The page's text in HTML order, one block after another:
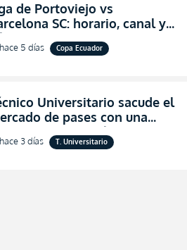
de Portoviejo vs
SC: horario, canal y
ver EN VIVO los octavos
final de la Copa Ecuador
hace 5 días Copa Ecuador
Universitario sacude el
de pases con una
revolución para
la permanencia
hace 3 días T. Universitario